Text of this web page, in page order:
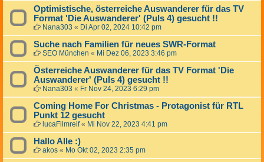
Optimistische, österreiche Auswanderer für das TV
Format 'Die Auswanderer' (Puls 4) gesucht !!
Nana303 « Di Apr 02, 2024 10:42 pm
Suche nach Familien für neues SWR-Format
SEO München « Mi Dez 06, 2023 3:46 pm
Österreiche Auswanderer für das TV Format 'Die
Auswanderer' (Puls 4) gesucht !!
Nana303 « Fr Nov 24, 2023 6:29 pm
Coming Home For Christmas - Protagonist für RTL
Punkt 12 gesucht
lucaFilmreif« Mi Nov 22, 2023 4:41 pm
Hallo Alle :)
akos « Mo Okt 02, 2023 2:35 pm